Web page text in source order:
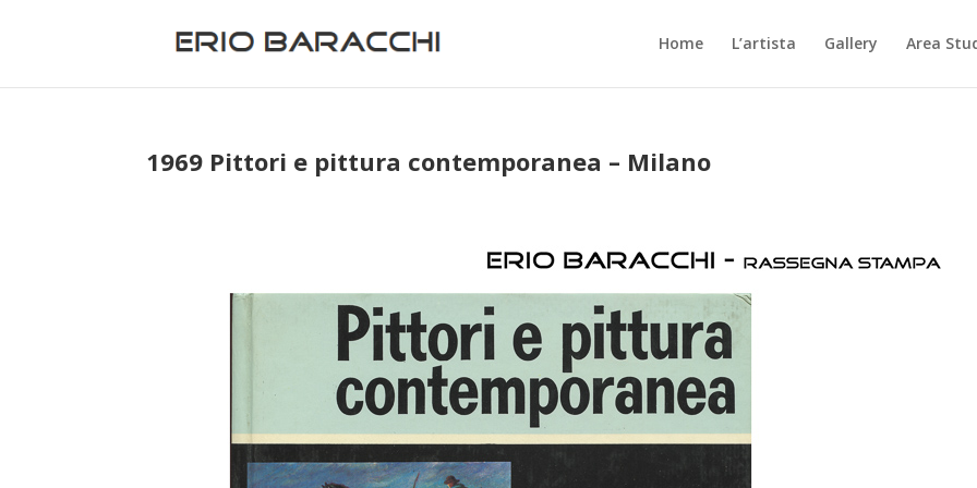
Home L’artista Gallery Area
1969 Pittori e pittura contemporanea – Milano